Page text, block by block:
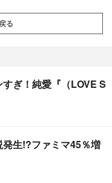
る
ぎ！純愛『（LOVE S
生!?ファミマ45％増